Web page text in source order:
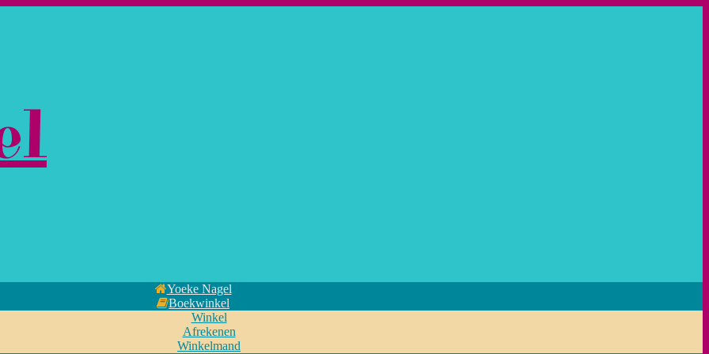
Yoeke Nagel
Boekwinkel
Winkel
Afrekenen
Winkelmand